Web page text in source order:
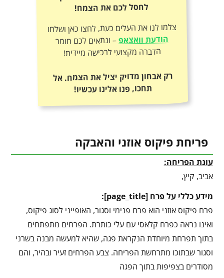
לחסל לכם את הצמח!
צלמו לנו את העלים כעת, לחצו כאן ושלחו
הודעת וואצאפ– ונתאים לכם חומר
הדברה מקצועי לרכישה מיידית!
רק אבחון מדויק יציל את הצמח. אל
תחכו, פנו אלינו עכשיו!
פריחת פיקוס אוזני והאבקה
עונת הפריחה:
אביב, קיץ,
מידע כללי על פרח[
page_title
]
:
פרח פיקוס אוזני הוא פרח פנימי וסגור, האופייני לסוג פיקוס,
ואינו נראה כפרח קלאסי עם עלי כותרת. הפרחים מתפתחים
בתוך תפרחת מיוחדת הנקראת פגה, שהיא למעשה מבנה בשרני
וסגור שבתוכו מתרחשת הפריחה. צבע הפרחים זעיר ובהיר, והם
מסודרים בצפיפות בתוך הפגה